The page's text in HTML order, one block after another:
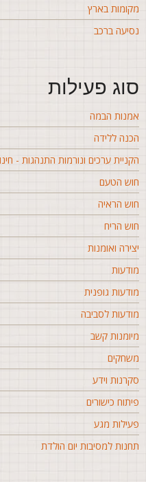
בארץ
ברכב
פעילות
הבמה
ללידה
ערכים ונורמות התנהגות - חינוך
הטעם
הראיה
הריח
ואומנות
גופנית
לסביבה
קשב
וידע
כישורים
מגע
למסיבות יום הולדת